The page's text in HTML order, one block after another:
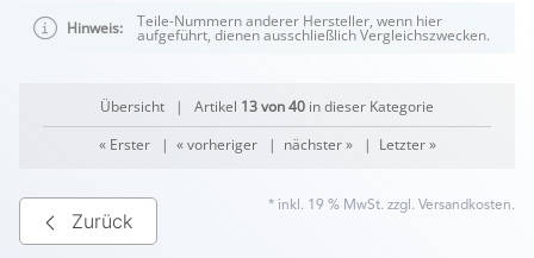
Hinweis: Teile-Nummern anderer Hersteller, wenn hier
aufgeführt, dienen ausschließlich Vergleichszwecken.
Übersicht | Artikel 13 von 40 in dieser Kategorie
« Erster| « vorheriger| nächster »| Letzter »
Zurück
* inkl. 19 % MwSt. zzgl. Versandkosten.